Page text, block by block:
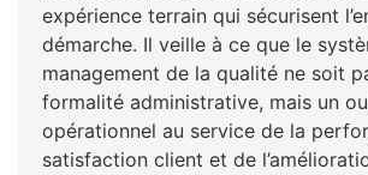
expérience terrain qui sécurisent
démarche. Il veille à ce que le
management de la qualité ne soit
formalité administrative, mais un
opérationnel au service de la
satisfaction client et de